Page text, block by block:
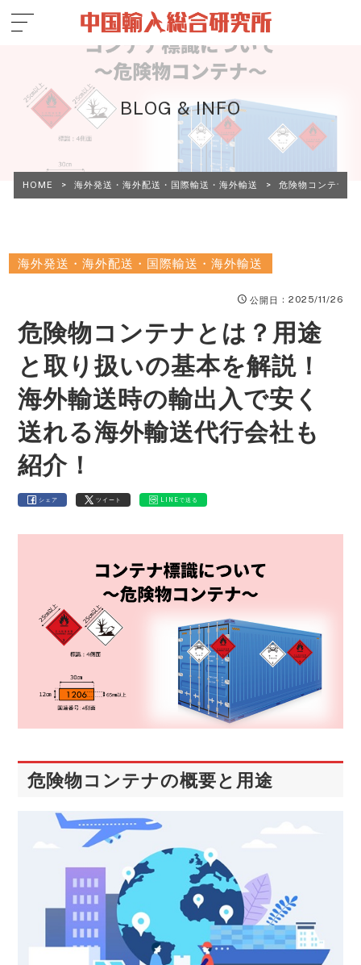
BLOG & INFO
HOME > 海外発送・海外配送・国際輸送・海外輸送 > 危険物コンテナと
海外発送・海外配送・国際輸送・海外輸送
公開日 ：2025/11/26
危険物コンテナとは？用途
と取り扱いの基本を解説！
海外輸送時の輸出入で安く
送れる海外輸送代行会社も
紹介！
シェア ツイート LINEで送る
危険物コンテナの概要と用途